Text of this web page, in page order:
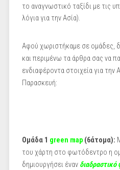
το αναγνωστικό ταξίδι με τις
λόγια για την Ασία).
Αφού χωριστήκαμε σε ομάδες,
και περιμένω τα άρθρα σας να
ενδιαφέροντα στοιχεία για την
Παρασκευή:
Ομάδα 1 green map(6άτομα):
του χάρτη στο φωτόδεντρο η
δημιουργήσει ένανδιαδραστικό